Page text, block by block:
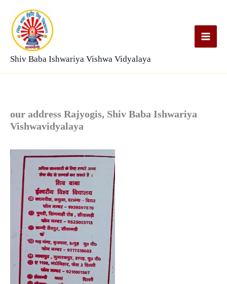
content
Shiv Baba Ishwariya Vishwa Vidyalaya
our address Rajyogis, Shiv Baba Ishwariya
Vishwavidyalaya